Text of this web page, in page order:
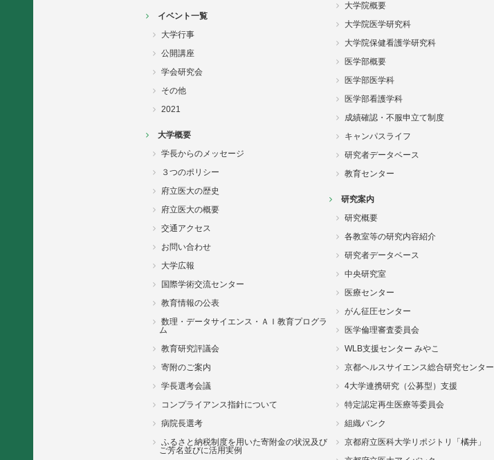
イベント一覧
大学行事
公開講座
学会研究会
その他
2021
大学概要
学長からのメッセージ
３つのポリシー
府立医大の歴史
府立医大の概要
交通アクセス
お問い合わせ
大学広報
国際学術交流センター
教育情報の公表
数理・データサイエンス・ＡＩ教育プログラ
ム
教育研究評議会
寄附のご案内
学長選考会議
コンプライアンス指針について
病院長選考
ふるさと納税制度を用いた寄附金の状況及び
ご芳名並びに活用実例
大学院概要
大学院医学研究科
大学院保健看護学研究科
医学部概要
医学部医学科
医学部看護学科
成績確認・不服申立て制度
キャンパスライフ
研究者データベース
教育センター
研究案内
研究概要
各教室等の研究内容紹介
研究者データベース
中央研究室
医療センター
がん征圧センター
医学倫理審査委員会
WLB支援センター みやこ
京都ヘルスサイエンス総合研究センター
4大学連携研究（公募型）支援
特定認定再生医療等委員会
組織バンク
京都府立医科大学リポジトリ「橘井」